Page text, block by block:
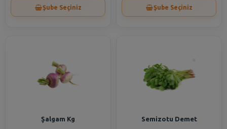
Şube Seçiniz Şube Seçiniz
Şalgam Kg Semizotu Demet